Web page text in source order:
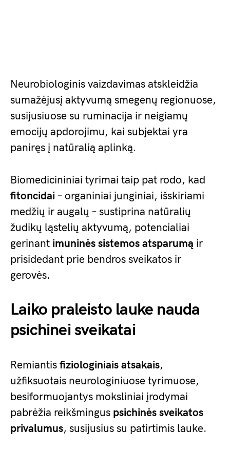
Neurobiologinis vaizdavimas atskleidžia
sumažėjusį aktyvumą smegenų regionuose,
susijusiuose su ruminacija ir neigiamų
emocijų apdorojimu, kai subjektai yra
paniręs į natūralią aplinką.
Biomedicininiai tyrimai taip pat rodo, kad
fitoncidai – organiniai junginiai, išskiriami
medžių ir augalų – sustiprina natūralių
žudikų ląstelių aktyvumą, potencialiai
gerinant imuninės sistemos atsparumą ir
prisidedant prie bendros sveikatos ir
gerovės.
Laiko praleisto lauke nauda
psichinei sveikatai
Remiantis fiziologiniais atsakais,
užfiksuotais neurologiniuose tyrimuose,
besiformuojantys moksliniai įrodymai
pabrėžia reikšmingus psichinės sveikatos
privalumus, susijusius su patirtimis lauke.